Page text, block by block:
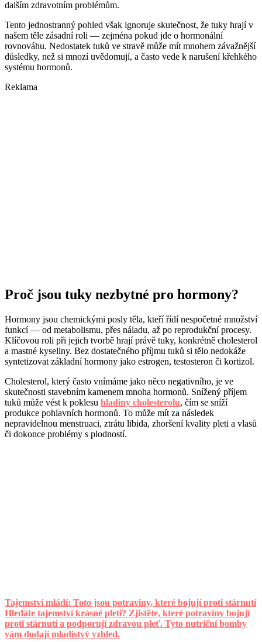
dalším zdravotním problémům.
Tento jednostranný pohled však ignoruje skutečnost, že tuky hrají v
našem těle zásadní roli — zejména pokud jde o hormonální
rovnováhu. Nedostatek tuků ve stravě může mít mnohem závažnější
důsledky, než si mnozí uvědomují, a často vede k narušení křehkého
systému hormonů.
Reklama
Proč jsou tuky nezbytné pro hormony?
Hormony jsou chemickými posly těla, kteří řídí nespočetné množství
funkcí — od metabolismu, přes náladu, až po reprodukční procesy.
Klíčovou roli při jejich tvorbě hrají právě tuky, konkrétně cholesterol
a mastné kyseliny. Bez dostatečného příjmu tuků si tělo nedokáže
syntetizovat základní hormony jako estrogen, testosteron či kortizol.
Cholesterol, který často vnímáme jako něco negativního, je ve
skutečnosti stavebním kamenem mnoha hormonů. Snížený příjem
tuků může vést k poklesu hladiny cholesterolu, čím se sníží
produkce pohlavních hormonů. To může mít za následek
nepravidelnou menstruaci, ztrátu libida, zhoršení kvality pleti a vlasů
či dokonce problémy s plodností.
Tajemství mládí: Toto jsou potraviny, které bojují proti stárnutí
Hledáte tajemství krásné pleti? Zjistěte, které potraviny bojují
proti stárnutí a podporují zdravou pleť. Tyto nutriční bomby
vám dodají mladistvý vzhled.